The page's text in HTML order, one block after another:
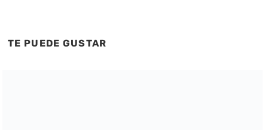
TE PUEDE GUSTAR